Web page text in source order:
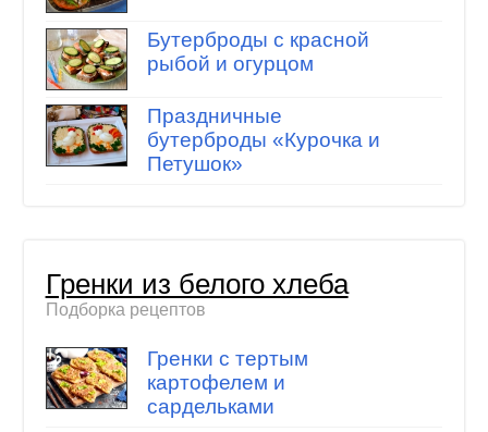
Бутерброды с красной
рыбой и огурцом
Праздничные
бутерброды «Курочка и
Петушок»
Гренки из белого хлеба
Подборка рецептов
Гренки с тертым
картофелем и
сардельками